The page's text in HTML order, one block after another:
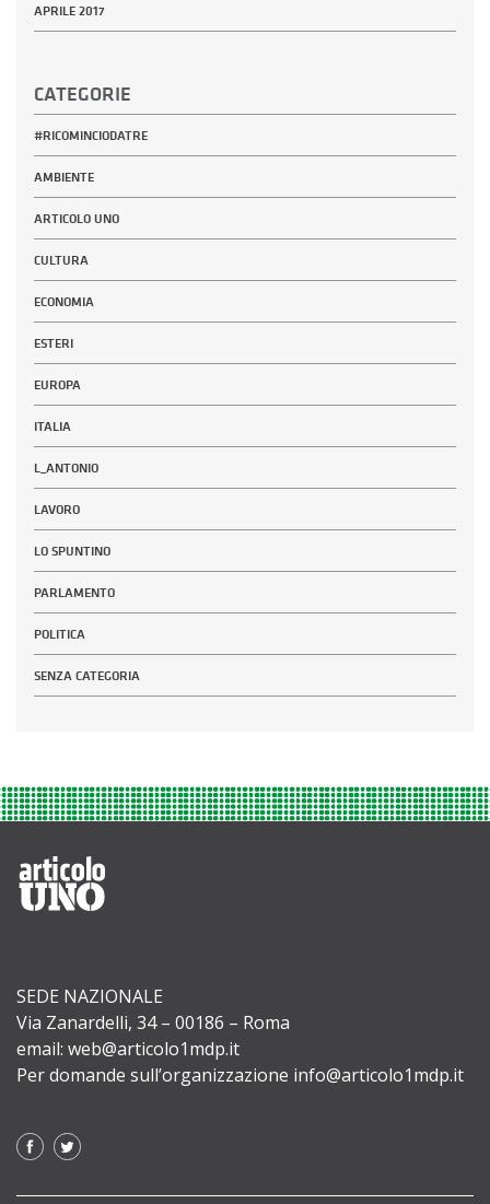
APRILE 2017
CATEGORIE
#RICOMINCIODATRE
AMBIENTE
ARTICOLO UNO
CULTURA
ECONOMIA
ESTERI
EUROPA
ITALIA
L_ANTONIO
LAVORO
LO SPUNTINO
PARLAMENTO
POLITICA
SENZA CATEGORIA
SEDE NAZIONALE
Via Zanardelli, 34 – 00186 – Roma
email: web@articolo1mdp.it
Per domande sull’organizzazione info@articolo1mdp.it